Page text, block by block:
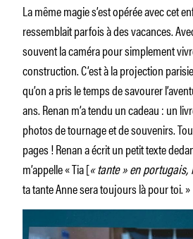
La même magie s’est opérée avec cet
ressemblait parfois à des vacances.
souvent la caméra pour simplement
construction. C’est à la projection
qu’on a pris le temps de savourer
ans. Renan m’a tendu un cadeau : un
photos de tournage et de souvenirs.
pages ! Renan a écrit un petit texte
m’appelle « Tia [« tante » en portugais,
ta tante Anne sera toujours là pour toi. »